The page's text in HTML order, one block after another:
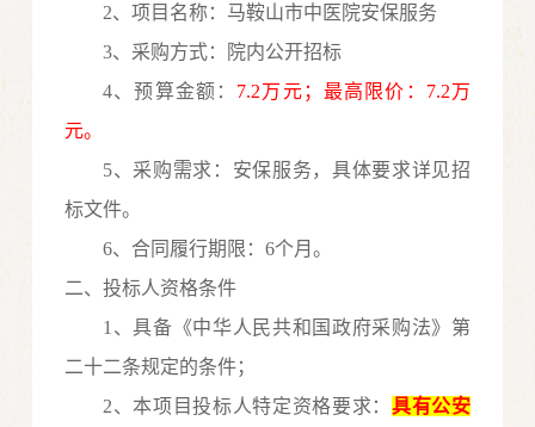
2、项目名称： 马鞍山市中医 院安保服务
3、采购方式：
院内公开招标
4、预算金额： 7.2万元；最高限价： 7.2万
元。
5、采购需求： 安保服务 ，具体要求详见招
标文件。
6、合同履行期限：6个月。
二、投标人资格条件
1、具备《中华人民共和国政府采购法》第
二十二条规定的条件；
2、本项目投标人特定资格要求： 具有公安